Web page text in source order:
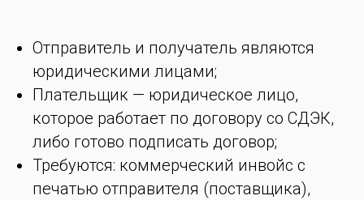
Отправитель и получатель являются
юридическими лицами;
Плательщик — юридическое лицо,
которое работает по договору со СДЭК,
либо готово подписать договор;
Требуются: коммерческий инвойс с
печатью отправителя (поставщика),